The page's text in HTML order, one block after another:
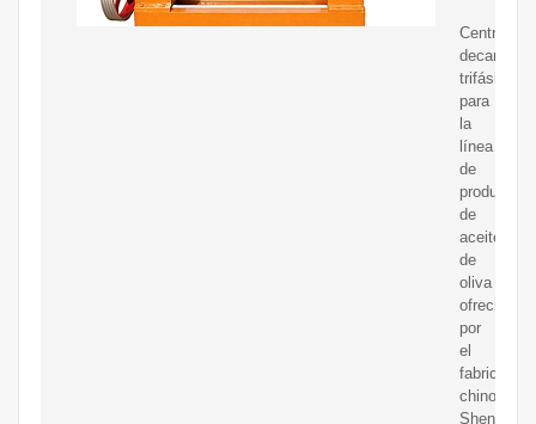
Centrífuga
trifásica
para
la
línea
de
producción
de
aceite
de
oliva
ofrecida
por
el
fabricante
chino
Shenzhou